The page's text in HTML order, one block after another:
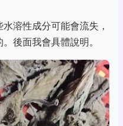
溶性成分可能會流失，
後面我會具體說明。